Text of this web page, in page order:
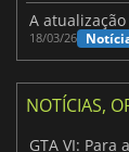
18/03/26
NOTÍCIAS,